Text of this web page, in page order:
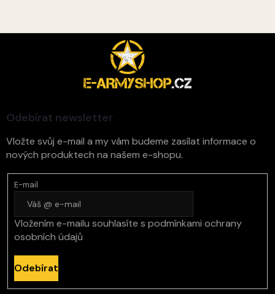
Odebírat newsletter
Vložte svůj e-mail a my vám budeme zasílat informace o
nových produktech na našem e-shopu.
E-mail
Vložením e-mailu souhlasíte s podmínkami ochrany
osobních údajů
Odebírat